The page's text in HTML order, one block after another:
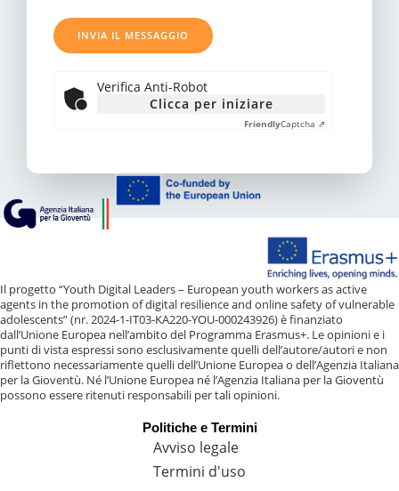
Verifica Anti-Robot
Clicca per iniziare
FriendlyCaptcha ⇗
Il progetto “Youth Digital Leaders – European youth workers as active
agents in the promotion of digital resilience and online safety of vulnerable
adolescents” (nr. 2024-1-IT03-KA220-YOU-000243926) è finanziato
dall’Unione Europea nell’ambito del Programma Erasmus+. Le opinioni e i
punti di vista espressi sono esclusivamente quelli dell’autore/autori e non
riflettono necessariamente quelli dell’Unione Europea o dell’Agenzia Italiana
per la Gioventù. Né l’Unione Europea né l’Agenzia Italiana per la Gioventù
possono essere ritenuti responsabili per tali opinioni.
Politiche e Termini
Avviso legale
Termini d'uso